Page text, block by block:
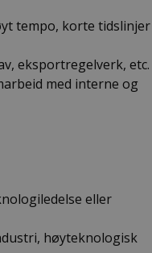
tempo, korte tidslinjer
eksportregelverk, etc.
med interne og
eller
høyteknologisk